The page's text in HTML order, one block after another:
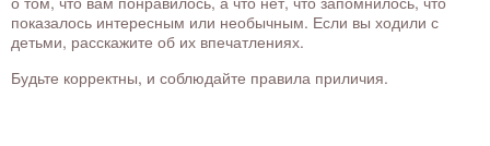
показалось интересным или необычным. Если вы ходили с
детьми, расскажите об их впечатлениях.
Будьте корректны, и соблюдайте правила приличия.